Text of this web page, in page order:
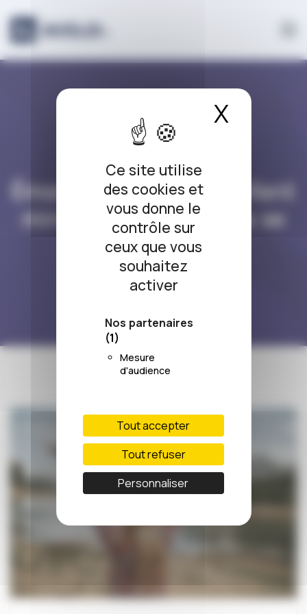
Panneau de gestion des cookies
Ce site utilise
des cookies et
vous donne le
contrôle sur
ceux que vous
souhaitez
activer
Nos partenaires
(1)
Mesure
d'audience
Tout accepter
Tout refuser
Personnaliser
X
DROIT DES MINEURS
Émancipation d’un enfant
mineur : comment ça se
passe ?
08/12/2020